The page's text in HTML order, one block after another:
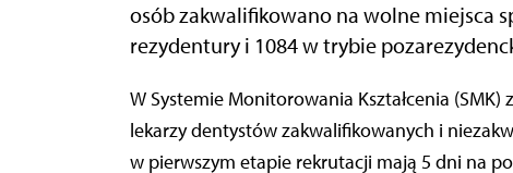
osób zakwalifikowano na wolne miejsca
rezydentury i 1084 w trybie
W Systemie Monitorowania Kształcenia (SMK) zostały opublikowane listy rankingowe lekarzy i
lekarzy dentystów zakwalifikowanych i
w pierwszym etapie rekrutacji mają 5 dni na